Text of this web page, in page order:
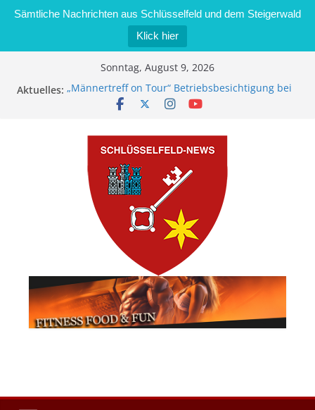
Sämtliche Nachrichten aus Schlüsselfeld und dem Steigerwald
Klick hier
Sonntag, August 9, 2026
Aktuelles: „Männertreff on Tour“ Betriebsbesichtigung bei
der Schreinerei Zimmermann GmbH
Brand in Sägewerk in Bernroth schnell unter
Kontrolle
Stadt Schlüsselfeld bietet Online-Anmeldung für
Kindergartenplätze an
Dieseldiebstahl im Wert von 600 Euro